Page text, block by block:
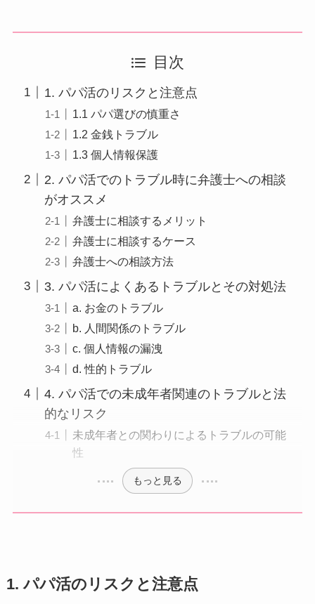
目次
1. パパ活のリスクと注意点
1.1 パパ選びの慎重さ
1.2 金銭トラブル
1.3 個人情報保護
2. パパ活でのトラブル時に弁護士への相談
がオススメ
弁護士に相談するメリット
弁護士に相談するケース
弁護士への相談方法
3. パパ活によくあるトラブルとその対処法
a. お金のトラブル
b. 人間関係のトラブル
c. 個人情報の漏洩
d. 性的トラブル
4. パパ活での未成年者関連のトラブルと法
的なリスク
未成年者との関わりによるトラブルの可能
性
もっと見る
1. パパ活のリスクと注意点